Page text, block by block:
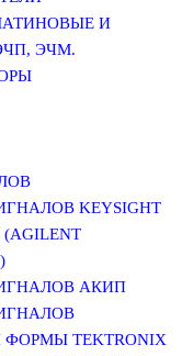
И
ЭЧМ.
KEYSIGHT
(AGILENT
АКИП
TEKTRONIX